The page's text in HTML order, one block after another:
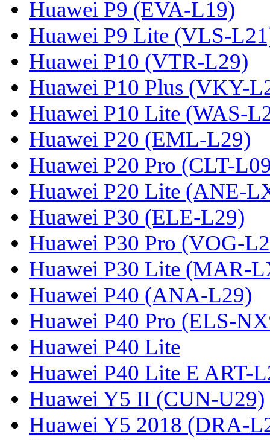
Huawei P9 (EVA-L19)
Huawei P9 Lite (VLS-
Huawei P10 (VTR-L29)
Huawei P10 Plus (VKY-
Huawei P10 Lite (WAS-
Huawei P20 (EML-L29)
Huawei P20 Pro (CLT-
Huawei P20 Lite (ANE-
Huawei P30 (ELE-L29)
Huawei P30 Pro (VOG-
Huawei P30 Lite (MAR-
Huawei P40 (ANA-L29)
Huawei P40 Pro (ELS-
Huawei P40 Lite
Huawei P40 Lite E ART-
Huawei Y5 II (CUN-U29)
Huawei Y5 2018 (DRA-